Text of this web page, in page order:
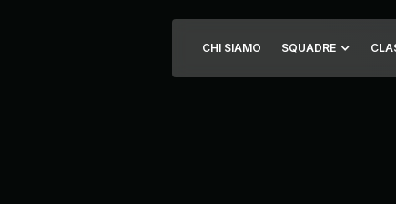
CHI SIAMO SQUADRE